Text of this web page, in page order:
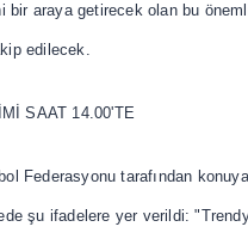
bir araya getirecek olan bu
edilecek.
SAAT 14.00'TE
Federasyonu tarafından
şu ifadelere yer verildi: